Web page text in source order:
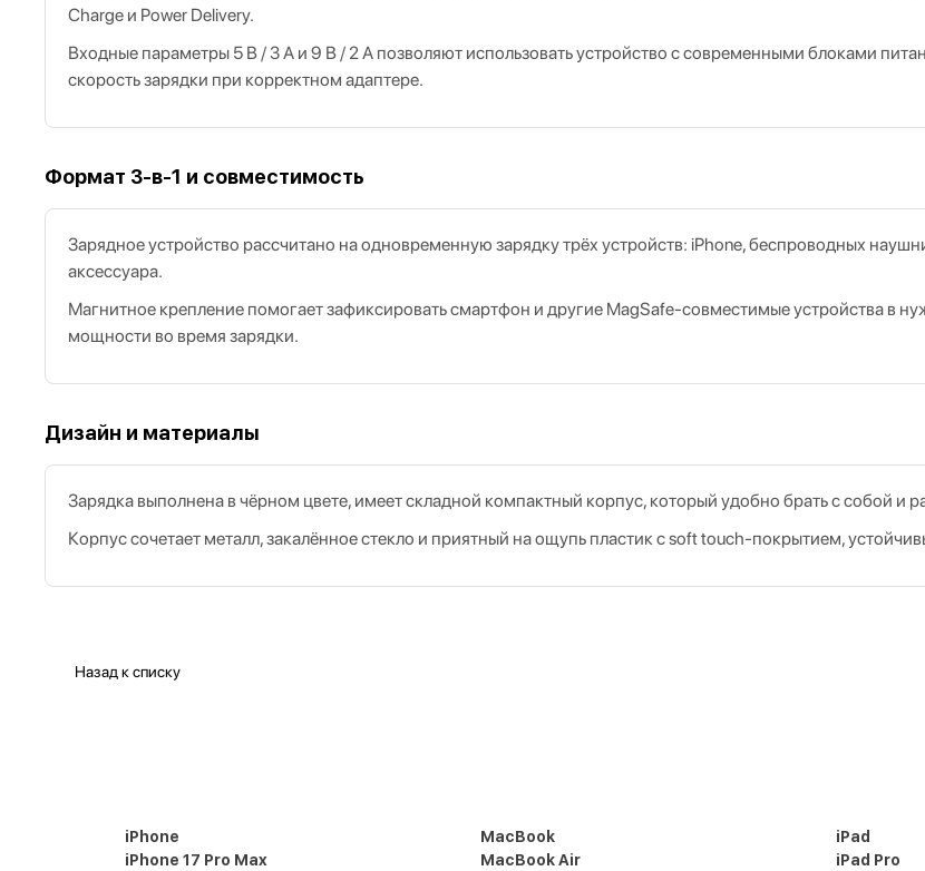
Charge и Power Delivery.
Входные параметры 5 В / 3 А и 9 В / 2 А позволяют использовать устройство с современными блоками
скорость зарядки при корректном адаптере.
Формат 3-в-1 и совместимость
Зарядное устройство рассчитано на одновременную зарядку трёх устройств: iPhone, беспроводных
аксессуара.
Магнитное крепление помогает зафиксировать смартфон и другие MagSafe‑совместимые устройства в
мощности во время зарядки.
Дизайн и материалы
Зарядка выполнена в чёрном цвете, имеет складной компактный корпус, который удобно брать с собой и
Корпус сочетает металл, закалённое стекло и приятный на ощупь пластик с soft touch‑покрытием,
Назад к списку
iPhone
iPhone 17 Pro Max
MacBook
MacBook Air
iPad
iPad Pro